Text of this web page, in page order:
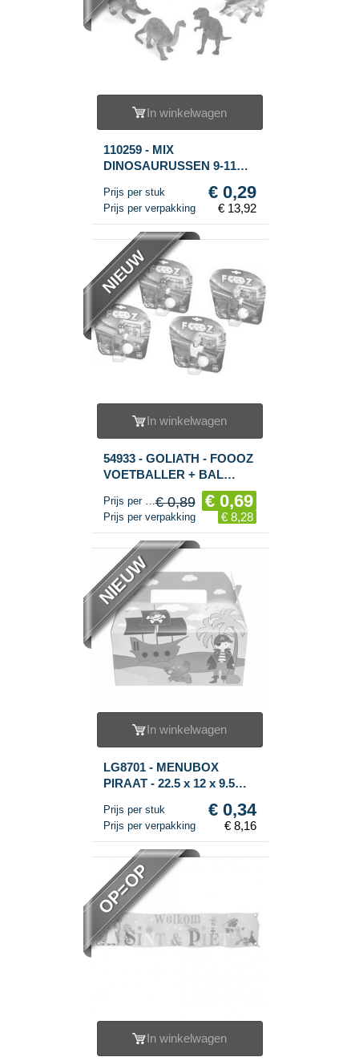
In winkelwagen
110259 - MIX
DINOSAURUSSEN 9-11
Prijs per stuk € 0,29
Prijs per verpakking € 13,92
NIEUW
In winkelwagen
54933 - GOLIATH - FOOOZ
VOETBALLER + BAL
Prijs per stuk€ 0,89 € 0,69
Prijs per verpakking € 8,28
NIEUW
In winkelwagen
LG8701 - MENUBOX
PIRAAT - 22.5 x 12 x 9.5
Prijs per stuk € 0,34
Prijs per verpakking € 8,16
OP=OP
In winkelwagen